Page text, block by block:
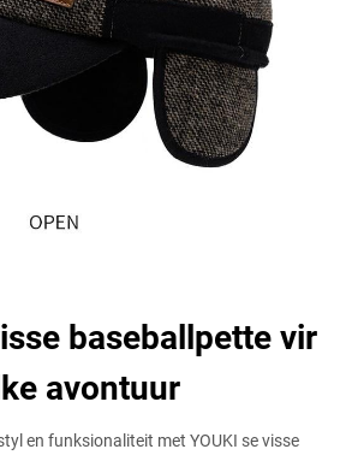
baseballpette vir
avontuur
en funksionaliteit met YOUKI se visse